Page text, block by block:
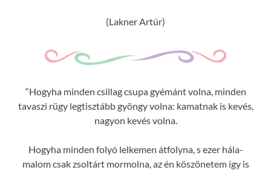
(Lakner Artúr)
“Hogyha minden csillag csupa gyémánt volna, minden
tavaszi rügy legtisztább gyöngy volna: kamatnak is kevés,
nagyon kevés volna.
Hogyha minden folyó lelkemen átfolyna, s ezer hála-
malom csak zsoltárt mormolna, az én köszönetem így is